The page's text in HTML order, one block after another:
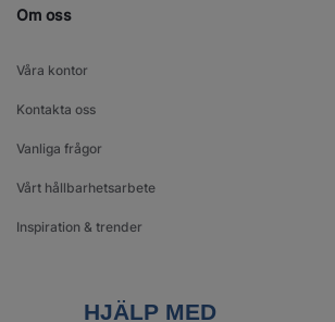
Om oss
Våra kontor
Kontakta oss
Vanliga frågor
Vårt hållbarhetsarbete
Inspiration & trender